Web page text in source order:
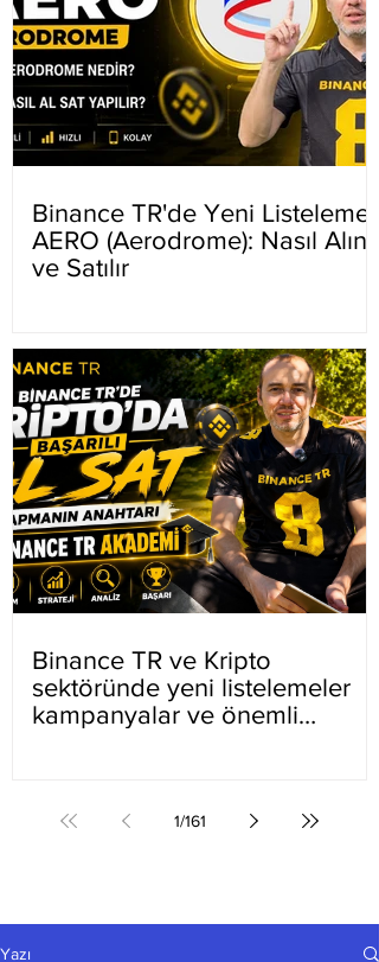
Binance TR'de Yeni Listeleme
AERO (Aerodrome): Nasıl Alınır
ve Satılır
Binance TR ve Kripto
sektöründe yeni listelemeler
kampanyalar ve önemli
1/161
Yazı